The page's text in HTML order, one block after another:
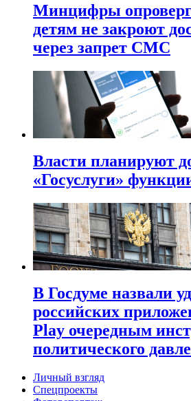
Минцифры
детям не закроют
через запрет СМС
Власти планируют
«Госуслуги»
В Госдуме назвали
российских
Play очередным
политического
Личный взгляд
Спецпроекты